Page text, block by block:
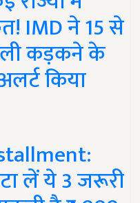
IMD ने 15 से
कड़कने के
किया
लें ये 3 जरूरी